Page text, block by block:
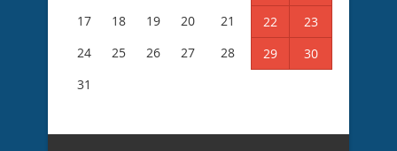
17
18 19 20 21 22
23
24
25 26 27 28 29
30
31